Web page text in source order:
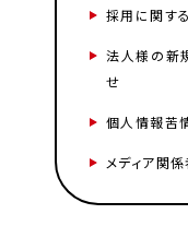
採用に関す
法人様の新
せ
個人情報苦
メディア関